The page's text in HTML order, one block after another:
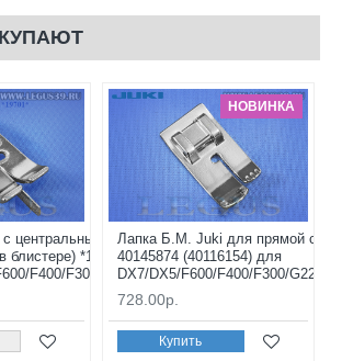
центральным направителем для
блистере) *19701* 40080965 для
F400/F300/G220/G120/G210/G110
НОВИНКА
Лапка Б.М. Juki для прямой
40145874 (40116154) для
DX7/DX5/F600/F400/F300/G220/
728.00р.
Купить